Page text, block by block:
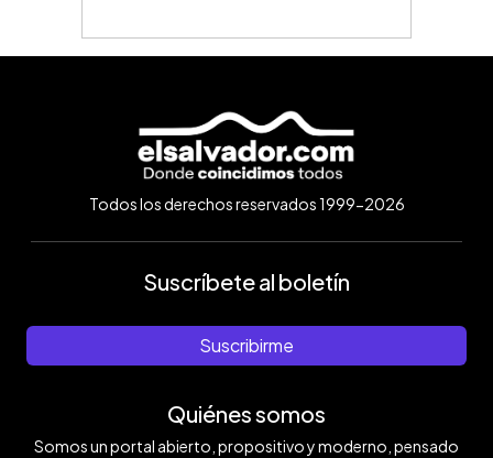
Todos los derechos reservados 1999-2026
Suscríbete al boletín
Suscribirme
Quiénes somos
Somos un portal abierto, propositivo y moderno, pensado